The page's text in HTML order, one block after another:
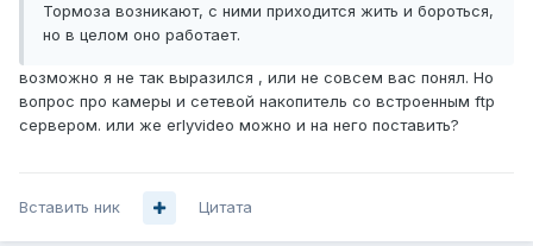
Тормоза возникают, с ними приходится жить и бороться,
но в целом оно работает.
возможно я не так выразился , или не совсем вас понял. Но
вопрос про камеры и сетевой накопитель со встроенным ftp
сервером. или же erlyvideo можно и на него поставить?
Вставить ник Цитата